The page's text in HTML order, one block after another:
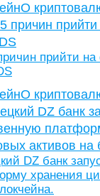
О
прийти
О
DZ банк
хранения